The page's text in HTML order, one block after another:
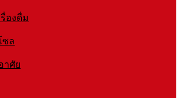
องดื่ม
ซล
าศัย